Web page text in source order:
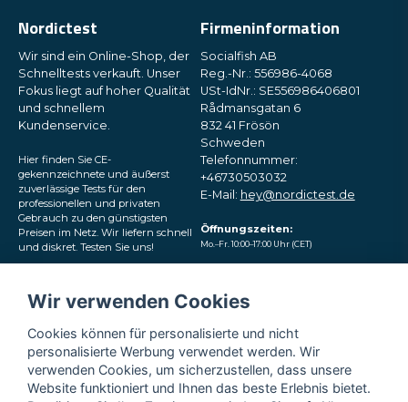
Nordictest
Wir sind ein Online-Shop, der
Schnelltests verkauft. Unser
Fokus liegt auf hoher Qualität
und schnellem
Kundenservice.
Hier finden Sie CE-
gekennzeichnete und äußerst
zuverlässige Tests für den
professionellen und privaten
Gebrauch zu den günstigsten
Preisen im Netz. Wir liefern schnell
und diskret. Testen Sie uns!
sozialen Medien
Firmeninformation
Socialfish AB
Reg.-Nr.: 556986-4068
USt-IdNr.: SE556986406801
Rådmansgatan 6
832 41 Frösön
Schweden
Telefonnummer:
+46730503032
E-Mail: hey@nordictest.de
Öffnungszeiten:
Mo.–Fr. 10:00–17:00 Uhr (CET)
Wir verwenden Cookies
Cookies können für personalisierte und nicht
personalisierte Werbung verwendet werden. Wir
verwenden Cookies, um sicherzustellen, dass unsere
Website funktioniert und Ihnen das beste Erlebnis bietet.